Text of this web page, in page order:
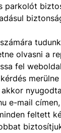
parkolót
olvasni a
fel
e-mail
feltett